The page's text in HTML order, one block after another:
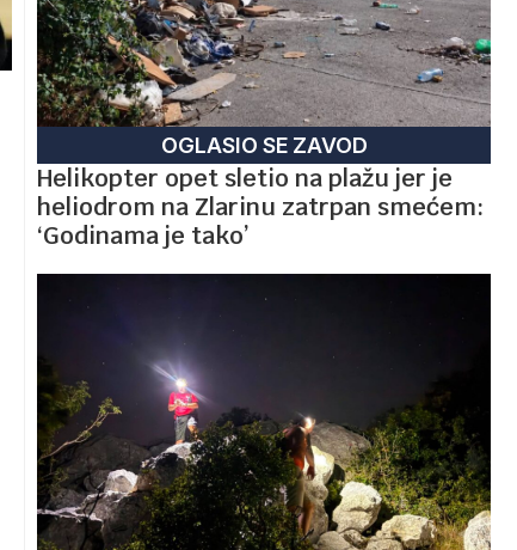
OGLASIO SE ZAVOD
Helikopter opet sletio na plažu jer je
heliodrom na Zlarinu zatrpan smećem:
‘Godinama je tako’